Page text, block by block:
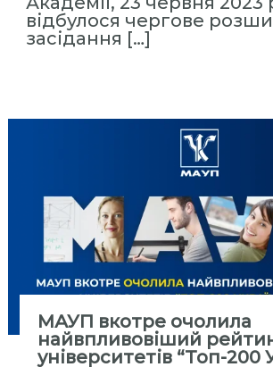
відбулося чергове
засідання […]
МАУП вкотре очолила
найвпливовіший
університетів “Топ-200